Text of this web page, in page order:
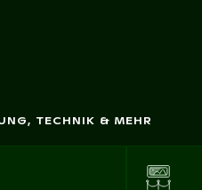
TECHNIK & MEHR